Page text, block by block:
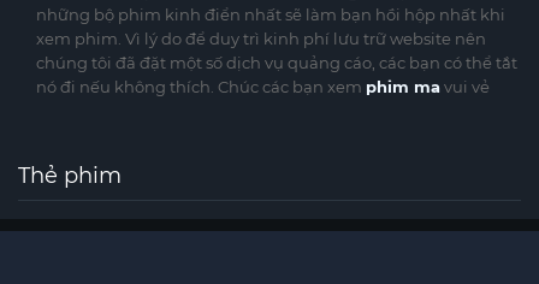
những bộ phim kinh điển nhất sẽ làm bạn hồi hộp nhất khi
xem phim. Vì lý do để duy trì kinh phí lưu trữ website nên
chúng tôi đã đặt một số dịch vụ quảng cáo, các bạn có thể tắt
nó đi nếu không thích. Chúc các bạn xem phim mavui vẻ
Thẻ phim